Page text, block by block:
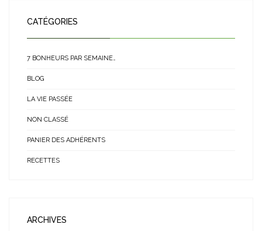
CATÉGORIES
7 BONHEURS PAR SEMAINE…
BLOG
LA VIE PASSÉE
NON CLASSÉ
PANIER DES ADHÉRENTS
RECETTES
ARCHIVES